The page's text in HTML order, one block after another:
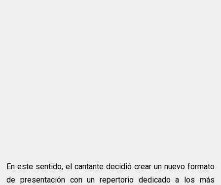
En este sentido, el cantante decidió crear un nuevo formato
de presentación con un repertorio dedicado a los más